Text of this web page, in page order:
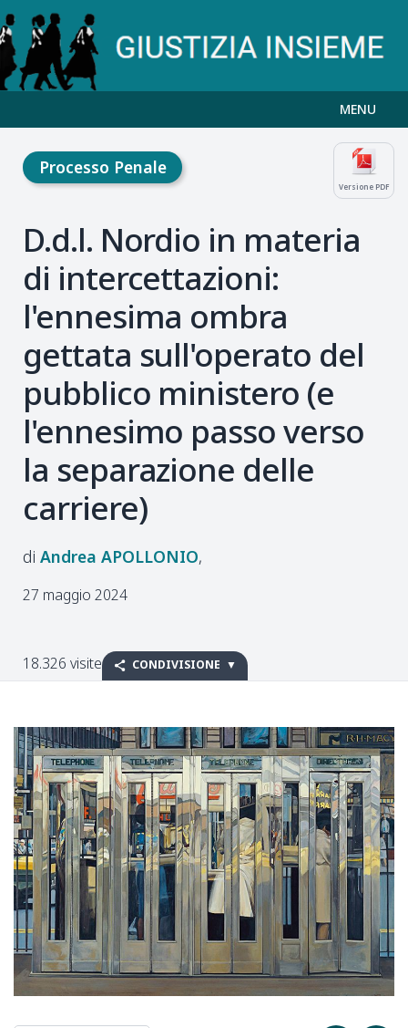
MENU
Versione PDF
Processo Penale
D.d.l. Nordio in materia
di intercettazioni:
l'ennesima ombra
gettata sull'operato del
pubblico ministero (e
l'ennesimo passo verso
la separazione delle
carriere)
Andrea APOLLONIO
27 maggio 2024
18.326 visite CONDIVISIONE